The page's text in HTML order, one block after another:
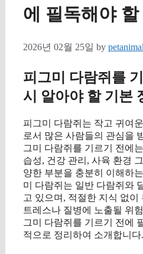
에 필독해야 할
2026년 02월 25일 by
피그미 다람쥐를
시 알아야 할 기본
피그미 다람쥐는 작고 귀여
로서 많은 사람들의 관심을
그미 다람쥐를 기르기 전에
습성, 건강 관리, 사육 환경
양한 부분을 충분히 이해하
미 다람쥐는 일반 다람쥐와
고 있으며, 적절한 지식 없이
트레스나 질병에 노출될 위
그미 다람쥐를 기르기 전에
적으로 정리하여 소개합니다.